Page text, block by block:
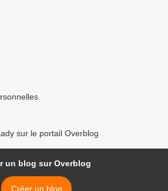
sur le portail Overblog
un blog sur Overblog
Créer un blog